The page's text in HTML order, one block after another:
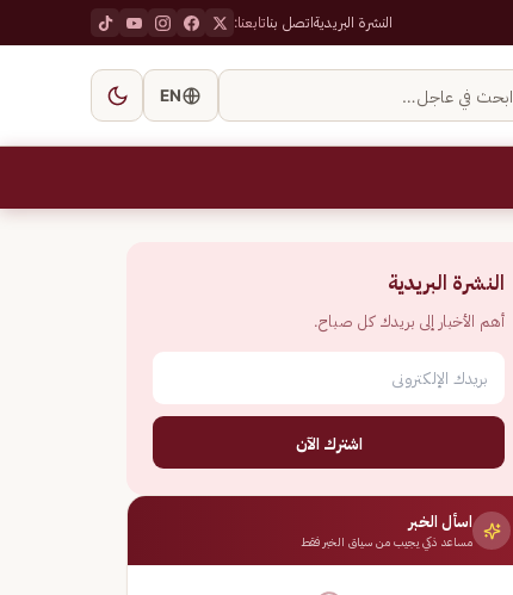
النشرة البريديةاتصل بناتابعنا:
ابحث في عاجل… EN
النشرة البريدية
أهم الأخبار إلى بريدك كل صباح.
اشترك الآن
اسأل الخبر
مساعد ذكي يجيب من سياق الخبر فقط